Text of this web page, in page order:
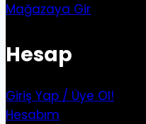
Mağazaya Gir
Hesap
Giriş Yap / Üye Ol!
Hesabım